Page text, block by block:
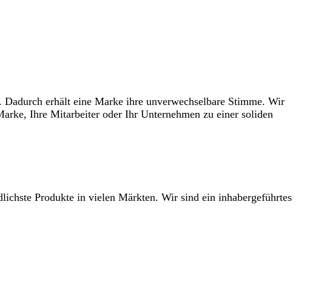
erhält eine Marke ihre unverwechselbare Stimme. Wir
Ihre Mitarbeiter oder Ihr Unternehmen zu einer soliden
Produkte in vielen Märkten. Wir sind ein inhabergeführtes